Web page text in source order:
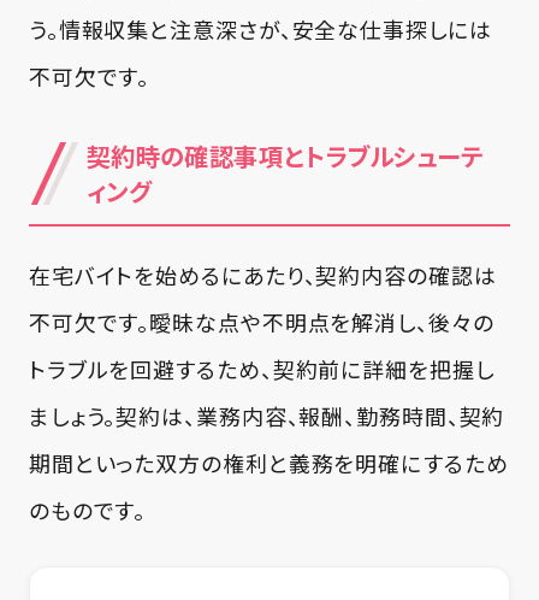
う。情報収集と注意深さが、安全な仕事探しには
不可欠です。
契約時の確認事項とトラブルシューテ
ィング
在宅バイトを始めるにあたり、契約内容の確認は
不可欠です。曖昧な点や不明点を解消し、後々の
トラブルを回避するため、契約前に詳細を把握し
ましょう。契約は、業務内容、報酬、勤務時間、契約
期間といった双方の権利と義務を明確にするため
のものです。